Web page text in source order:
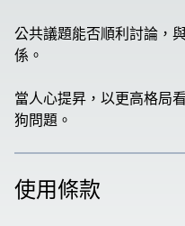
公共議題能否順利討論，
係。
當人心提昇，以更高格局
狗問題。
使用條款